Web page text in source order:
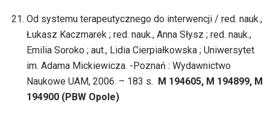
Od systemu terapeutycznego do interwencji / red. nauk.,
Łukasz Kaczmarek ; red. nauk., Anna Słysz ; red. nauk.,
Emilia Soroko ; aut., Lidia Cierpiałkowska ; Uniwersytet
im. Adama Mickiewicza. -Poznań : Wydawnictwo
Naukowe UAM, 2006. – 183 s. M 194605, M 194899, M
194900 (PBW Opole)